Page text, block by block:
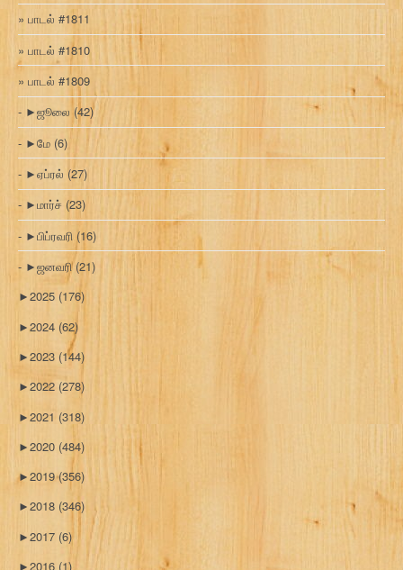
பாடல் #1811
பாடல் #1810
பாடல் #1809
►ஜூலை (42)
►மே (6)
►ஏப்ரல் (27)
►மார்ச் (23)
►பிப்ரவரி (16)
►ஜனவரி(21)
►2025 (176)
►2024 (62)
►2023 (144)
►2022 (278)
►2021 (318)
►2020 (484)
►2019(356)
►2018 (346)
►2017 (6)
►2016 (1)